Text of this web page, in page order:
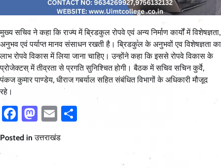
मुख्य सचिव ने कहा कि राज्य में ब्रिडकुल रोपवे एवं अन्य निर्माण कार्यों में विशेषज्ञता,
अनुभव एवं पर्याप्त मानव संसाधन रखती है। ब्रिडकुल के अनुभवों एव विशेषज्ञता का
लाभ रोपवे विकास में लिया जाना चाहिए। उन्होंने कहा कि इससे रोपवे विकास के
प्रोजेक्टस् में तीव्रता से प्रगति सुनिश्चित होगी। बैठक में सचिव सचिन कुर्वे,
पंकज कुमार पाण्डेय, धीराज गबर्याल सहित संबंधित विभागों के अधिकारी मौजूद
रहे।
Facebook
Mastodon
Email
Posted inउत्तराखंड